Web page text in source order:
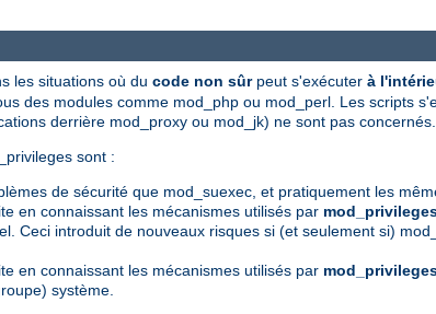
les situations où du code non sûrpeut s'exécuter à
des modules comme mod_php ou mod_perl. Les scripts
derrière mod_proxy ou mod_jk) ne sont pas concernés.
sont :
de sécurité que mod_suexec, et pratiquement les
en connaissant les mécanismes utilisés par
Ceci introduit de nouveaux risques si (et seulement si)
en connaissant les mécanismes utilisés par
système.